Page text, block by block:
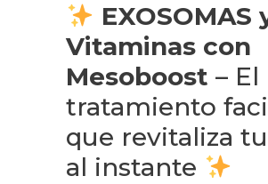
EXOSOMAS
Vitaminas con
Mesoboost – El
tratamiento
que revitaliza
al instante